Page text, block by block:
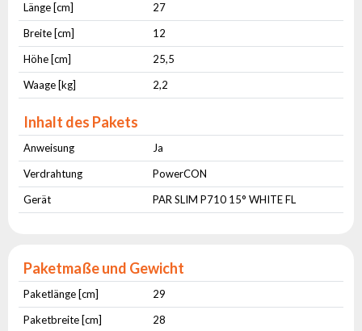
Länge [cm]
27
Breite [cm]
12
Höhe [cm]
25,5
Waage [kg]
2,2
Inhalt des Pakets
Anweisung
Ja
Verdrahtung
PowerCON
Gerät
PAR SLIM P710 15° WHITE FL
Paketmaße und Gewicht
Paketlänge [cm]
29
Paketbreite [cm]
28